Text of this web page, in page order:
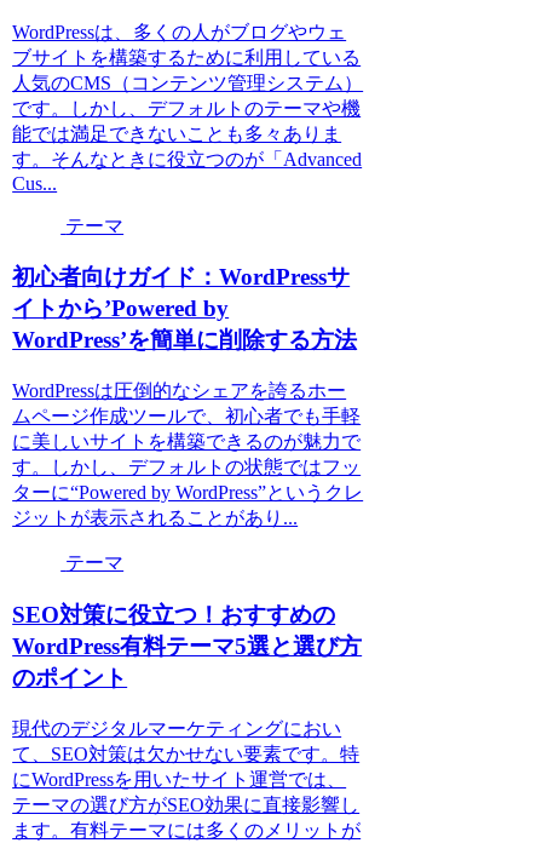
WordPressは、多くの人がブログやウェ
ブサイトを構築するために利用している
人気のCMS（コンテンツ管理システム）
です。しかし、デフォルトのテーマや機
能では満足できないことも多々ありま
す。そんなときに役立つのが「Advanced
Cus...
テーマ
初心者向けガイド：WordPressサ
イトから’Powered by
WordPress’を簡単に削除する方法
WordPressは圧倒的なシェアを誇るホー
ムページ作成ツールで、初心者でも手軽
に美しいサイトを構築できるのが魅力で
す。しかし、デフォルトの状態ではフッ
ターに“Powered by WordPress”というクレ
ジットが表示されることがあり...
テーマ
SEO対策に役立つ！おすすめの
WordPress有料テーマ5選と選び方
のポイント
現代のデジタルマーケティングにおい
て、SEO対策は欠かせない要素です。特
にWordPressを用いたサイト運営では、
テーマの選び方がSEO効果に直接影響し
ます。有料テーマには多くのメリットが